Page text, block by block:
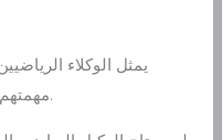
يمثل الوكلاء
مهمتهم في تعظيم إمكانات الكسب للرياضي.